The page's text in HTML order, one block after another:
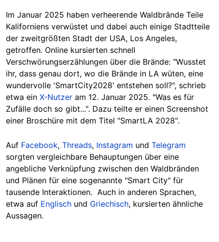
Im Januar 2025 haben verheerende Waldbrände Teile
Kaliforniens verwüstet und dabei auch einige Stadtteile
der zweitgrößten Stadt der USA, Los Angeles,
getroffen. Online kursierten schnell
Verschwörungserzählungen über die Brände: "Wusstet
ihr, dass genau dort, wo die Brände in LA wüten, eine
wundervolle 'SmartCity2028' entstehen soll?", schrieb
etwa ein X-Nutzer am 12. Januar 2025. "Was es für
Zufälle doch so gibt...". Dazu teilte er einen Screenshot
einer Broschüre mit dem Titel "SmartLA 2028".
Auf Facebook, Threads, Instagram und Telegram
sorgten vergleichbare Behauptungen über eine
angebliche Verknüpfung zwischen den Waldbränden
und Plänen für eine sogenannte "Smart City" für
tausende Interaktionen. Auch in anderen Sprachen,
etwa auf Englisch und Griechisch, kursierten ähnliche
Aussagen.